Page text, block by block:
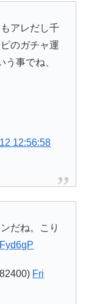
アレだし千
のガチャ運
事でね、
12:56:58
だね。こり
Fri